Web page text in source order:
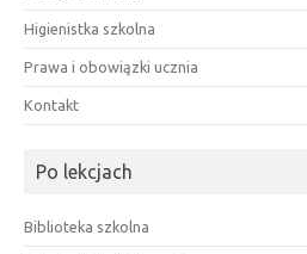
Higienistka szkolna
Prawa i obowiązki ucznia
Kontakt
Po lekcjach
Biblioteka szkolna